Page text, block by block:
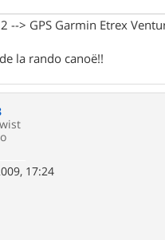
--> GPS Garmin Etrex
la rando canoë!!
17:24